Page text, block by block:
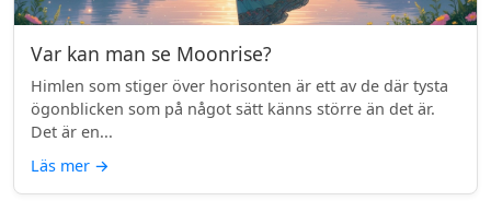
Var kan man se Moonrise?
Himlen som stiger över horisonten är ett av de där tysta
ögonblicken som på något sätt känns större än det är.
Det är en...
Läs mer →